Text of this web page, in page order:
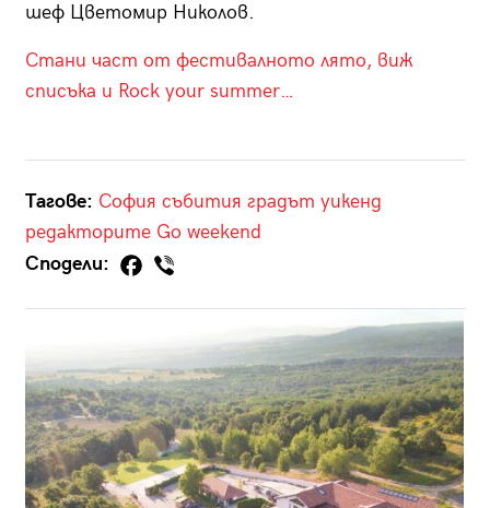
шеф Цветомир Николов.
Стани част от фестивалното лято, виж
списъка и Rock your summer…
Тагове: София събития градът уикенд
редакторите Go weekend
Сподели: